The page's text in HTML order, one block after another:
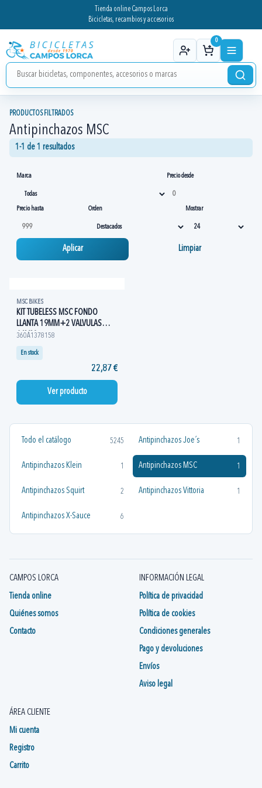
Tienda online Campos Lorca
Bicicletas, recambios y accesorios
0
Todo el catálogo 5245 Antipinchazos Joe´s 1
Antipinchazos Klein 1 Antipinchazos MSC 1
Antipinchazos Squirt 2 Antipinchazos Vittoria 1
Antipinchazos X-Sauce 6
PRODUCTOS FILTRADOS
Antipinchazos MSC
1-1 de 1 resultados
Marca Precio desde
Precio hasta Orden Mostrar
Aplicar Limpiar
MSC BIKES
KIT TUBELESS MSC FONDO
LLANTA 19MM+2 VALVULAS
46MM
360A1378158
En stock
22,87 €
Ver producto
CAMPOS LORCA
Tienda online
Quiénes somos
Contacto
INFORMACIÓN LEGAL
Política de privacidad
Política de cookies
Condiciones generales
Pago y devoluciones
Envíos
Aviso legal
ÁREA CLIENTE
Mi cuenta
Registro
Carrito